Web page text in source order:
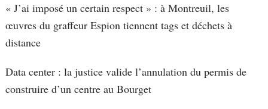
« J’ai imposé un certain respect » : à Montreuil, les
œuvres du graffeur Espion tiennent tags et déchets à
distance
Data center : la justice valide l’annulation du permis de
construire d’un centre au Bourget